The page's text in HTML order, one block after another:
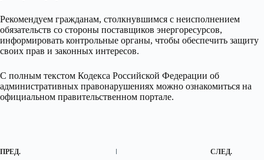
Рекомендуем гражданам, столкнувшимся с неисполнением
обязательств со стороны поставщиков энергоресурсов,
информировать контрольные органы, чтобы обеспечить защиту
своих прав и законных интересов.
С полным текстом Кодекса Российской Федерации об
административных правонарушениях можно ознакомиться на
официальном правительственном портале.
ПРЕД. СЛЕД.